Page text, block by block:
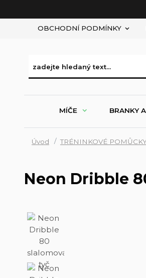
OBCHODNÍ PODMÍNKY
MÍČE BRANKY
Úvod TRÉNINKOVÉ
Neon Dribble